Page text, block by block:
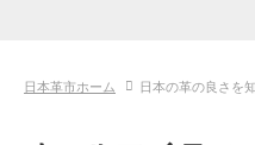
革市通信
日本の革の良さを知ろう
日本革市ホーム 日本の革の良さを